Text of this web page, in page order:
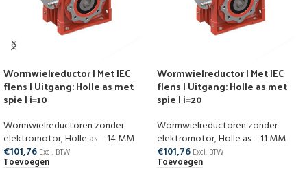
Wormwielreductor | Met IEC
flens | Uitgang: Holle as met
spie | i=10
Wormwielreductoren zonder
elektromotor,Holle as – 14 MM
€101,76 Excl. BTW
Toevoegen
Wormwielreductor | Met IEC
flens | Uitgang: Holle as met
spie | i=20
Wormwielreductoren zonder
elektromotor,Holle as – 11 MM
€101,76 Excl. BTW
Toevoegen